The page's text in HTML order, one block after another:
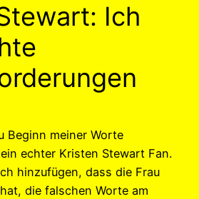
Ich
Beginn meiner Worte
echter Kristen Stewart Fan.
hinzufügen, dass die Frau
die falschen Worte am